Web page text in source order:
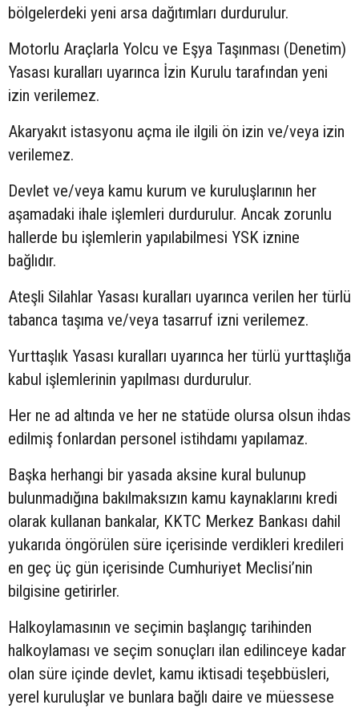
bölgelerdeki yeni arsa dağıtımları durdurulur.
Motorlu Araçlarla Yolcu ve Eşya Taşınması (Denetim)
Yasası kuralları uyarınca İzin Kurulu tarafından yeni
izin verilemez.
Akaryakıt istasyonu açma ile ilgili ön izin ve/veya izin
verilemez.
Devlet ve/veya kamu kurum ve kuruluşlarının her
aşamadaki ihale işlemleri durdurulur. Ancak zorunlu
hallerde bu işlemlerin yapılabilmesi YSK iznine
bağlıdır.
Ateşli Silahlar Yasası kuralları uyarınca verilen her türlü
tabanca taşıma ve/veya tasarruf izni verilemez.
Yurttaşlık Yasası kuralları uyarınca her türlü yurttaşlığa
kabul işlemlerinin yapılması durdurulur.
Her ne ad altında ve her ne statüde olursa olsun ihdas
edilmiş fonlardan personel istihdamı yapılamaz.
Başka herhangi bir yasada aksine kural bulunup
bulunmadığına bakılmaksızın kamu kaynaklarını kredi
olarak kullanan bankalar, KKTC Merkez Bankası dahil
yukarıda öngörülen süre içerisinde verdikleri kredileri
en geç üç gün içerisinde Cumhuriyet Meclisi’nin
bilgisine getirirler.
Halkoylamasının ve seçimin başlangıç tarihinden
halkoylaması ve seçim sonuçları ilan edilinceye kadar
olan süre içinde devlet, kamu iktisadi teşebbüsleri,
yerel kuruluşlar ve bunlara bağlı daire ve müessese